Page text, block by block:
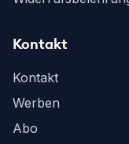
Kontakt
Kontakt
Werben
Abo